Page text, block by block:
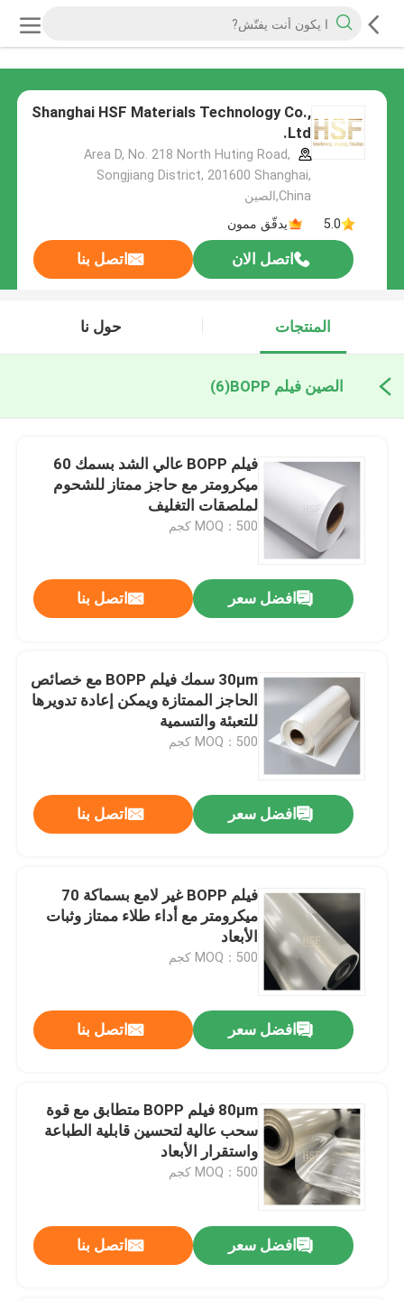
Shanghai HSF Materials Technology Co.,
Ltd.
Area D, No. 218 North Huting Road,
Songjiang District, 201600 Shanghai,
China,الصين
5.0
يدقّق ممون
اتصل الان اتصل بنا
المنتجات حول نا
الصين فيلم BOPP (6)
فيلم BOPP عالي الشد بسمك 60
ميكرومتر مع حاجز ممتاز للشحوم
لملصقات التغليف
MOQ：500 كجم
افضل سعر اتصل بنا
30μm سمك فيلم BOPP مع خصائص
الحاجز الممتازة ويمكن إعادة تدويرها
للتعبئة والتسمية
MOQ：500 كجم
افضل سعر اتصل بنا
فيلم BOPP غير لامع بسماكة 70
ميكرومتر مع أداء طلاء ممتاز وثبات
الأبعاد
MOQ：500 كجم
افضل سعر اتصل بنا
80μm فيلم BOPP متطابق مع قوة
سحب عالية لتحسين قابلية الطباعة
واستقرار الأبعاد
MOQ：500 كجم
افضل سعر اتصل بنا